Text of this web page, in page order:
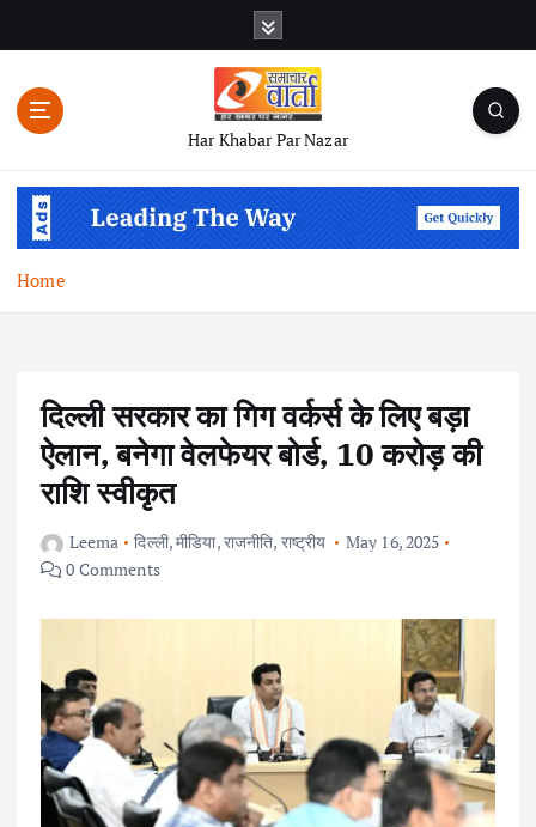
n
Har Khabar Par Nazar
Home
दिल्ली सरकार का गिग वर्कर्स के लिए बड़ा
ऐलान, बनेगा वेलफेयर बोर्ड, 10 करोड़ की
राशि स्वीकृत
Leema दिल्ली,मीडिया,राजनीति, राष्ट्रीय
May 16, 2025
0 Comments